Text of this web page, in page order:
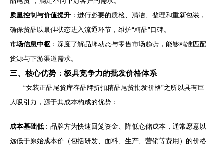
质量控制与价值提升 ：进行必要的质检、清洁、整理和重新包装，
确保货品以最佳状态进入流通环节，维护“精品”口碑。
市场信息中枢 ：深度了解品牌动态与零售市场趋势，能够精准匹配
货源与下游渠道需求。
三、核心优势：极具竞争力的批发价格体系
“女装正品尾货库存品牌折扣精品尾货批发价格”之所以具有巨
大吸引力，源于其成本构成的优势：
成本基础低 ：品牌方为快速回笼资金、降低仓储成本，通常愿意以
远低于原始成本价（包括研发、面料、生产、营销等费用）的价格